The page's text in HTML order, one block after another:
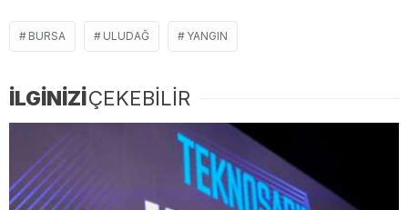
BURSA ULUDAĞ YANGIN
İLGİNİZİÇEKEBİLİR